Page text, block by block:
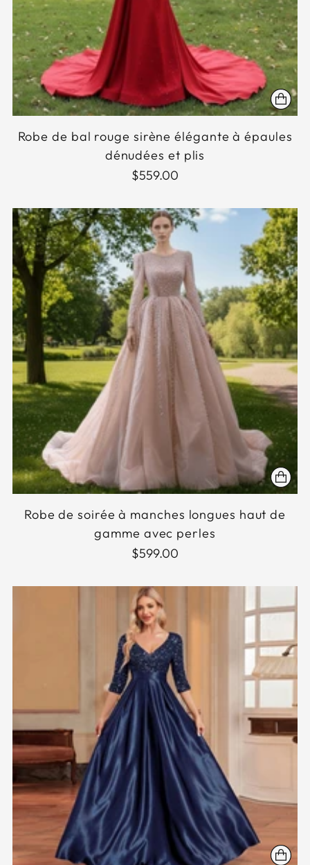
Robe de bal rouge sirène élégante à épaules
dénudées et plis
$559.00
Robe de soirée à manches longues haut de
gamme avec perles
$599.00